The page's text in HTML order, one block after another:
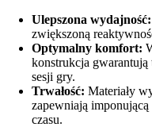
Ulepszona wydajność:
zwiększoną
Optymalny komfort:
konstrukcja gwarantują
sesji gry.
Trwałość: Materiały
zapewniają imponującą
czasu.